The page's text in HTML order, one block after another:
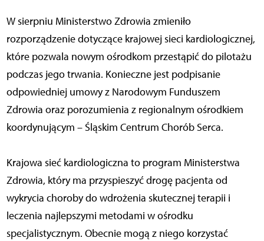
W sierpniu Ministerstwo Zdrowia zmieniło
rozporządzenie dotyczące krajowej sieci kardiologicznej,
które pozwala nowym ośrodkom przestąpić do pilotażu
podczas jego trwania. Konieczne jest podpisanie
odpowiedniej umowy z Narodowym Funduszem
Zdrowia oraz porozumienia z regionalnym ośrodkiem
koordynującym – Śląskim Centrum Chorób Serca.
Krajowa sieć kardiologiczna to program Ministerstwa
Zdrowia, który ma przyspieszyć drogę pacjenta od
wykrycia choroby do wdrożenia skutecznej terapii i
leczenia najlepszymi metodami w ośrodku
specjalistycznym. Obecnie mogą z niego korzystać